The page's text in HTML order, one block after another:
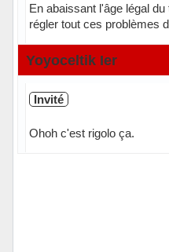
En abaissant l'âge légal
régler tout ces problèmes
Hors ligne
Yoyoceltik Ier
Invité
Ohoh c'est rigolo ça.